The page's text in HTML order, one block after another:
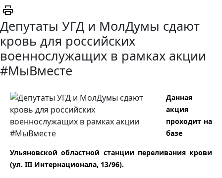
Депутаты УГД и МолДумы сдают
кровь для российских
военнослужащих в рамках акции
#МыВместе
Данная
акция
проходит на
базе
Ульяновской областной станции переливания крови
(ул. III Интернационала, 13/96).